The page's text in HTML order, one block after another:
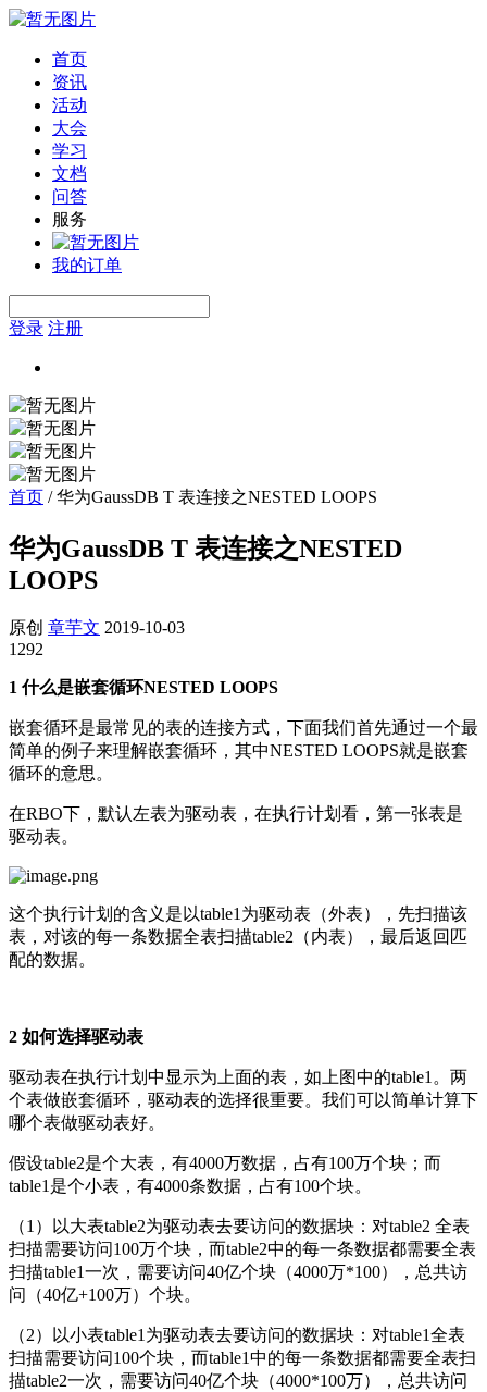
首页
资讯
活动
大会
学习
文档
问答
服务
我的订单
登录 注册
首页 /华为GaussDB T 表连接之NESTED LOOPS
华为GaussDB T 表连接之NESTED
LOOPS
原创 章芋文 2019-10-03
1292
1 什么是嵌套循环NESTED LOOPS
嵌套循环是最常见的表的连接方式，下面我们首先通过一个最
简单的例子来理解嵌套循环，其中NESTED LOOPS就是嵌套
循环的意思。
在RBO下，默认左表为驱动表，在执行计划看，第一张表是
驱动表。
这个执行计划的含义是以table1为驱动表（外表），先扫描该
表，对该的每一条数据全表扫描table2（内表），最后返回匹
配的数据。
2 如何选择驱动表
驱动表在执行计划中显示为上面的表，如上图中的table1。两
个表做嵌套循环，驱动表的选择很重要。我们可以简单计算下
哪个表做驱动表好。
假设table2是个大表，有4000万数据，占有100万个块；而
table1是个小表，有4000条数据，占有100个块。
（1）以大表table2为驱动表去要访问的数据块：对table2 全表
扫描需要访问100万个块，而table2中的每一条数据都需要全表
扫描table1一次，需要访问40亿个块（4000万*100），总共访
问（40亿+100万）个块。
（2）以小表table1为驱动表去要访问的数据块：对table1全表
扫描需要访问100个块，而table1中的每一条数据都需要全表扫
描table2一次，需要访问40亿个块（4000*100万），总共访问